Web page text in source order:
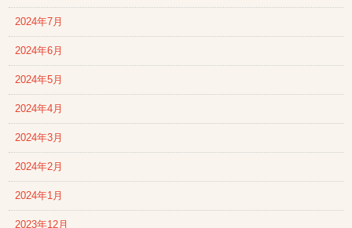
2024年7月
2024年6月
2024年5月
2024年4月
2024年3月
2024年2月
2024年1月
2023年12月